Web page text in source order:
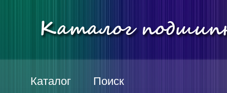
Каталог Поиск